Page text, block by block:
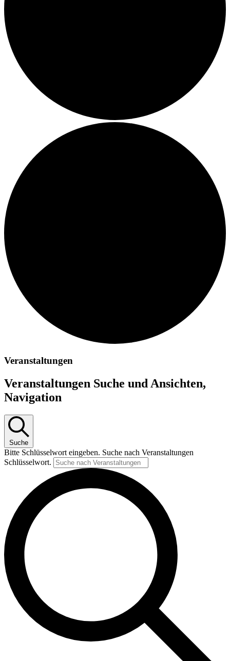
Veranstaltungen
Veranstaltungen Suche und Ansichten,
Navigation
Suche
Bitte Schlüsselwort eingeben. Suche nach Veranstaltungen
Schlüsselwort.